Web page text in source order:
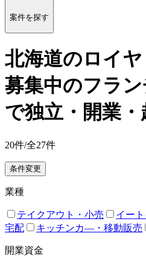
案件を探す
北海道のロイ
募集中のフラ
で独立・開業
20件/全27件
条件変更
業種
テイクアウト・小売 イー
宅配
キッチンカ―・移動販売
開業資金